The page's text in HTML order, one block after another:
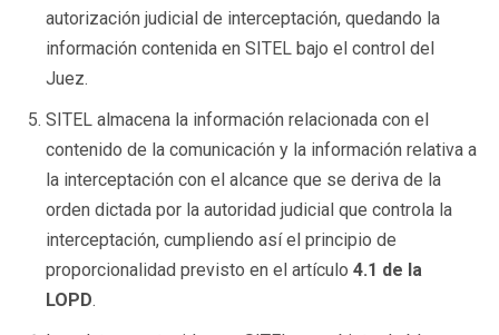
autorización judicial de interceptación, quedando la
información contenida en SITEL bajo el control del
Juez.
SITEL almacena la información relacionada con el
contenido de la comunicación y la información relativa a
la interceptación con el alcance que se deriva de la
orden dictada por la autoridad judicial que controla la
interceptación, cumpliendo así el principio de
proporcionalidad previsto en el artículo 4.1 de la
LOPD.